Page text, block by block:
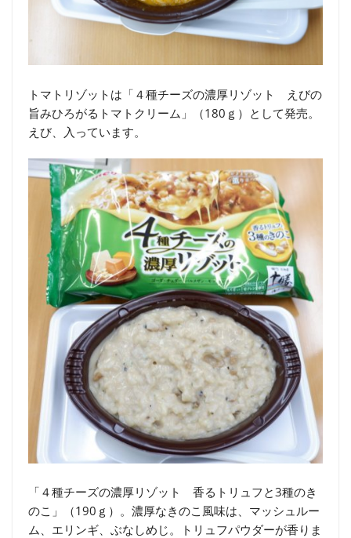
トマトリゾットは「４種チーズの濃厚リゾット えびの
旨みひろがるトマトクリーム」（180ｇ）として発売。
えび、入っています。
「４種チーズの濃厚リゾット 香るトリュフと3種のき
のこ」（190ｇ）。濃厚なきのこ風味は、マッシュルー
ム、エリンギ、ぶなしめじ。トリュフパウダーが香りま